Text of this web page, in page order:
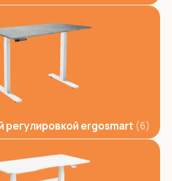
регулировкой ergosmart 6